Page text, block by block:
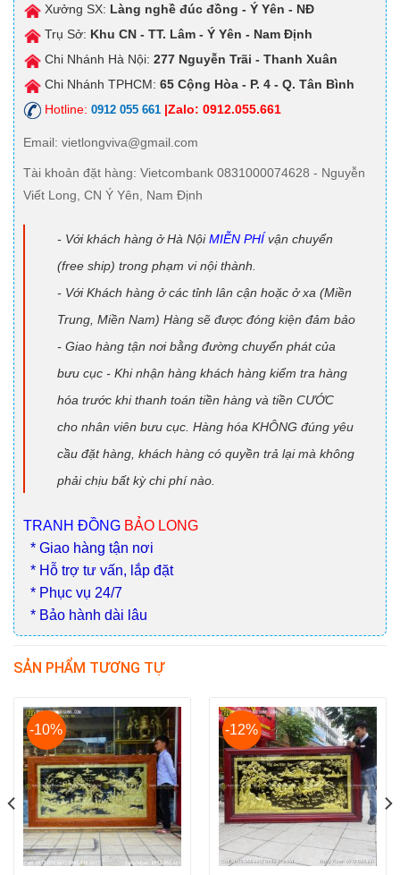
Xưởng SX: Làng nghề đúc đồng - Ý Yên - NĐ
Trụ Sở: Khu CN - TT. Lâm - Ý Yên - Nam Định
Chi Nhánh Hà Nội: 277 Nguyễn Trãi - Thanh Xuân
Chi Nhánh TPHCM: 65 Cộng Hòa - P. 4 - Q. Tân Bình
Hotline: 0912 055 661 |Zalo: 0912.055.661
Email: vietlongviva@gmail.com
Tài khoản đặt hàng: Vietcombank 0831000074628 - Nguyễn
Viết Long, CN Ý Yên, Nam Định
- Với khách hàng ở Hà NộiMIỄN PHÍ vận chuyển
(free ship) trong phạm vi nội thành.
- Với Khách hàng ở các tỉnh lân cận hoặc ở xa (Miền
Trung, Miền Nam) Hàng sẽ được đóng kiện đảm bảo
- Giao hàng tận nơi bằng đường chuyển phát của
bưu cục - Khi nhận hàng khách hàng kiểm tra hàng
hóa trước khi thanh toán tiền hàng và tiền CƯỚC
cho nhân viên bưu cục. Hàng hóa KHÔNG đúng yêu
cầu đặt hàng, khách hàng có quyền trả lại mà không
phải chịu bất kỳ chi phí nào.
TRANH ĐỒNG BẢO LONG
* Giao hàng tận nơi
* Hỗ trợ tư vấn, lắp đặt
* Phục vụ 24/7
* Bảo hành dài lâu
SẢN PHẨM TƯƠNG TỰ
-10% -12%